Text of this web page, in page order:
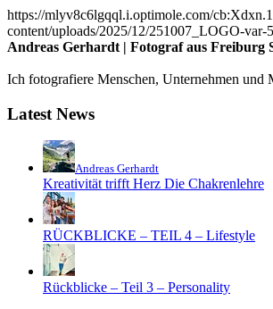
https://mlyv8c6lgqql.i.optimole.com/
content/uploads/2025/12/251007_LOGO-var-
Andreas Gerhardt | Fotograf aus
Ich fotografiere Menschen, Unternehmen und
Latest News
Andreas Gerhardt
Kreativität trifft Herz Die Chakrenlehre
RÜCKBLICKE – TEIL 4 – Lifestyle
Rückblicke – Teil 3 – Personality